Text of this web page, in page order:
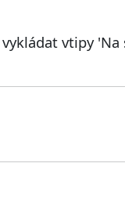
vtipy